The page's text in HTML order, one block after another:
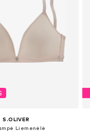
S.OLIVER
Liemenėlė